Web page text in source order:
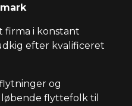
firma i konstant
efter kvalificeret
og
løbende flyttefolk til